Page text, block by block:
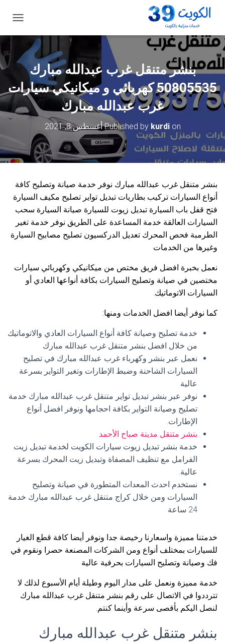
ب
ل
ت
ق
بنشر متنقل غرب عبدالله مبارك
50805535‬ كهربائي و ميكانيكي سيارات
غرب عبدالله مبارك
Published by kurdion أغسطس 8, 2021
بنشر متنقل غرب عبدالله مبارك نوفر خدمة صيانة وتصليح كافة
أنواع السيارات تركيب بطاريات تبديل تواير تصليح مكيف السيارة
فتح قفل باب السيارة تبديل زيوت للسيارة صيانة السيارة سحب
السيارات العالقة خدمة المساعدة على الطريق نوفر خدمة تغير
الطرمبة فحص المحرك تعديل الدركسيون تصليح مصابيح السيارة
وغيرها من الخدمات
نعمل بخبرة افضل فريق مختص من ميكانيكي وكهربائي سيارات
مختصين في صيانة وتصليح السيارات بكافة أنواعها العادي أو
السيارات الاتوماتيك.
كما نوفر أيضا افضل الخدمات ومنها:
خدمة تصليح وصيانة كافة أنواع السيارات العادي والاتوماتيك
من خلال افضل بنشر متنقل غرب عبدالله مبارك
نعمل عبر بنشر وكهرباء غرب عبدالله مبارك في تصليح
السيارات الشاحنة وضبط الإطارات وتغير التواير بسرعة
عالية
نوفر عبر بنشر تبديل تواير متنقل غرب عبدالله مبارك خدمة
تصليح وصيانة التواير بكافة احجامها ونوفر افضل أنواع
الإطارات.
بنشر متنقل مدينة صباح الأحمد
خدمة بنشر تبديل زيوت سيارات الكويت لخدمة تبديل زيت
الفرامل مع تنظيف المصفاة وتبديل زيت المحرك بسرعة
عالية.
نستخدم احدث المعدات المتطورة في صيانة وتصليح
السيارات ومن خلال كراج متنقل غرب عبدالله مبارك خدمة
24 ساعة
خدمتنا مميزة واسعارنا رخيصة جدا ونوفر أيضا كافة قطع الغيار
للسيارات بمختلف أنواع ومن الشركات المصنعة حصرا ونقوم في
فك وصيانة وتصليح السيارات بحرفية عالية
خدمة مميزة ونعمل على مدار اليوم وطيلة أيام الأسبوع لذلك لا
تترددوا في الاتصال على رقم بنشر متنقل غرب عبدالله مبارك
لنصل اليكم بأقصى سرعة وأينما كنتم.
بنشر متنقل غرب عبدالله مبارك